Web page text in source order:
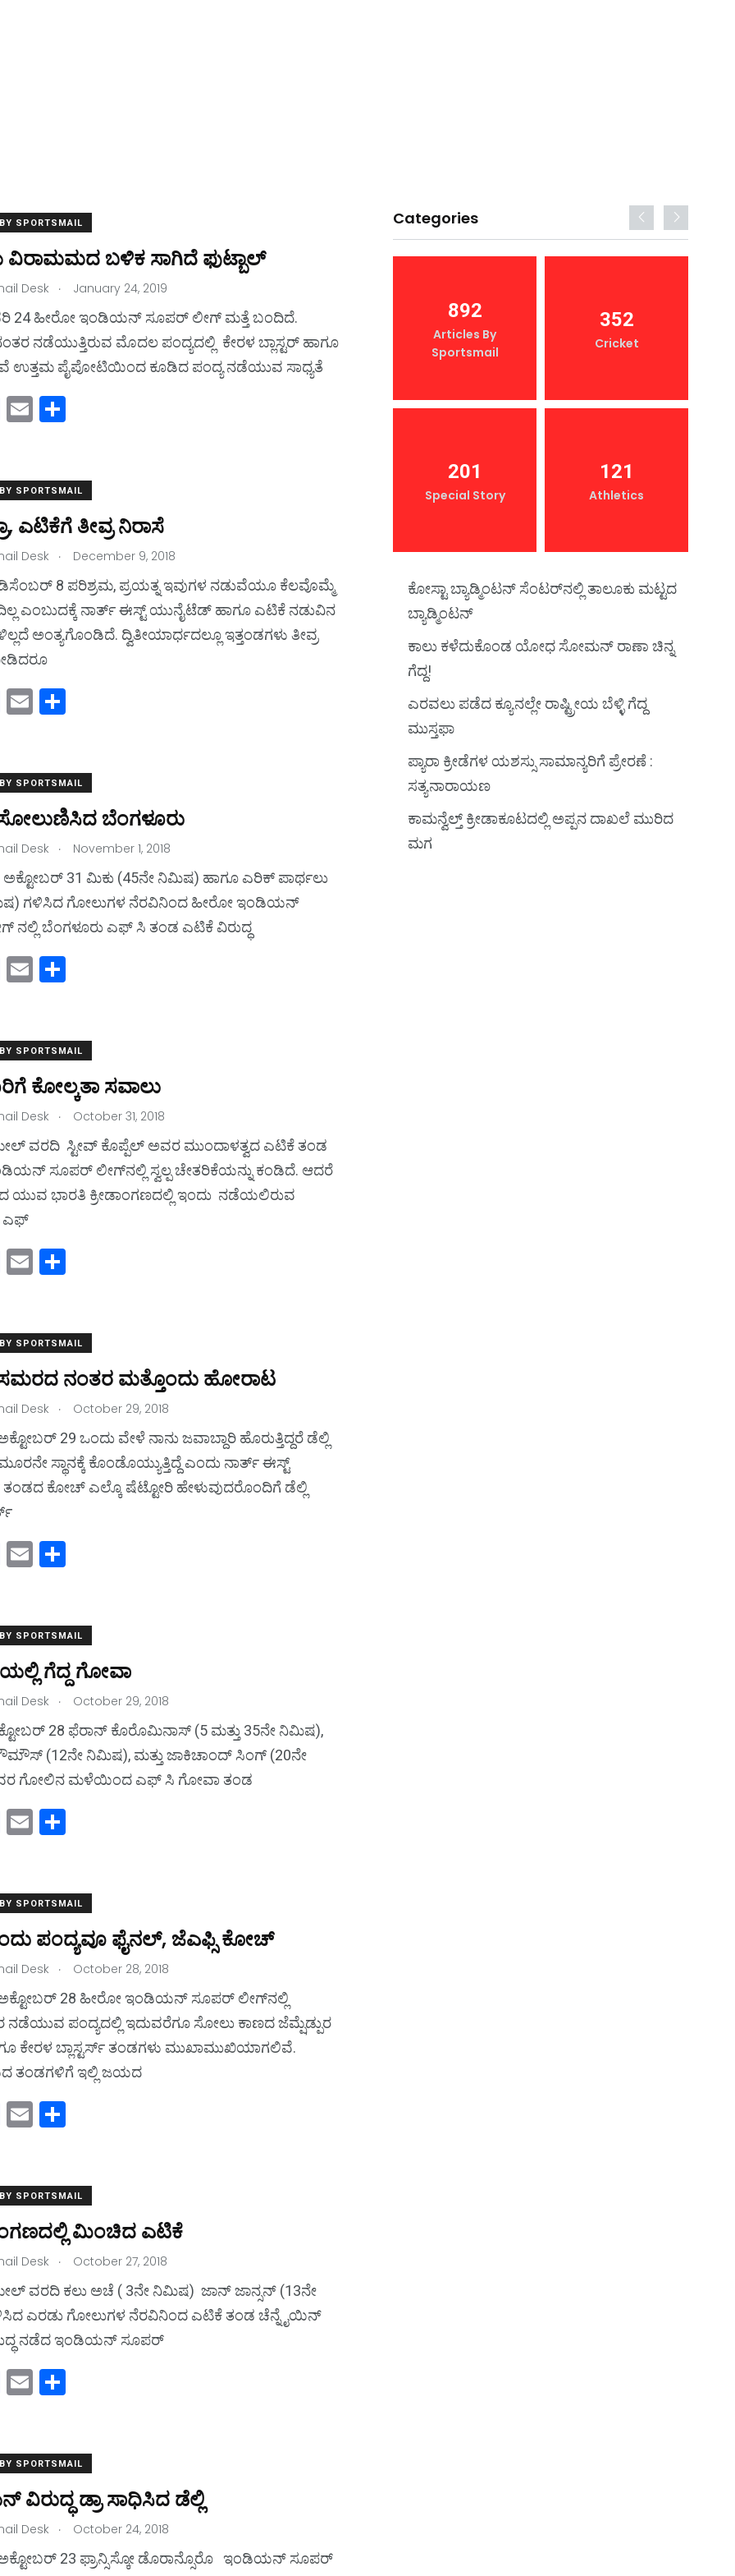
SPORTSMAIL
ಬಳಿಕ ಸಾಗಿದೆ ಫುಟ್ಬಾಲ್
Desk . January 24, 2019
24 ಹೀರೋ ಇಂಡಿಯನ್ ಸೂಪರ್ ಲೀಗ್ ಮತ್ತೆ ಬಂದಿದೆ.
ನಡೆಯುತ್ತಿರುವ ಮೊದಲ ಪಂದ್ಯದಲ್ಲಿ ಕೇರಳ ಬ್ಲಾಸ್ಟರ್ ಹಾಗೂ
ಉತ್ತಮ ಪೈಪೋಟಿಯಿಂದ ಕೂಡಿದ ಪಂದ್ಯ ನಡೆಯುವ ಸಾಧ್ಯತೆ
M
a
o
d
o
n
E
m
l e
SPORTSMAIL
ಎಟಿಕೆಗೆ ತೀವ್ರ ನಿರಾಸೆ
Desk . December 9, 2018
8 ಪರಿಶ್ರಮ, ಪ್ರಯತ್ನ ಇವುಗಳ ನಡುವೆಯೂ ಕೆಲವೊಮ್ಮೆ
ಎಂಬುದಕ್ಕೆ ನಾರ್ತ್ ಈಸ್ಟ್ ಯುನೈಟೆಡ್ ಹಾಗೂ ಎಟಿಕೆ ನಡುವಿನ
ಅಂತ್ಯಗೊಂಡಿದೆ. ದ್ವಿತೀಯಾರ್ಧದಲ್ಲೂ ಇತ್ತಂಡಗಳು ತೀವ್ರ
M
a
o
d
o
n
E
m
l e
SPORTSMAIL
ಬೆಂಗಳೂರು
Desk . November 1, 2018
ಅಕ್ಟೋಬರ್ 31 ಮಿಕು (45ನೇ ನಿಮಿಷ) ಹಾಗೂ ಎರಿಕ್ ಪಾರ್ಥಲು
ಗಳಿಸಿದ ಗೋಲುಗಳ ನೆರವಿನಿಂದ ಹೀರೋ ಇಂಡಿಯನ್
ನಲ್ಲಿ ಬೆಂಗಳೂರು ಎಫ್ ಸಿ ತಂಡ ಎಟಿಕೆ ವಿರುದ್ಧ
M
a
o
d
o
n
E
m
l e
SPORTSMAIL
ಕೋಲ್ಕತಾ ಸವಾಲು
Desk . October 31, 2018
ವರದಿ ಸ್ಟೀವ್ ಕೊಪ್ಪೆಲ್ ಅವರ ಮುಂದಾಳತ್ವದ ಎಟಿಕೆ ತಂಡ
ಸೂಪರ್ ಲೀಗ್‌ನಲ್ಲಿ ಸ್ವಲ್ಪ ಚೇತರಿಕೆಯನ್ನು ಕಂಡಿದೆ. ಆದರೆ
ಯುವ ಭಾರತಿ ಕ್ರೀಡಾಂಗಣದಲ್ಲಿ ಇಂದು ನಡೆಯಲಿರುವ
ಎಫ್
M
a
o
d
o
n
E
m
l e
SPORTSMAIL
ನಂತರ ಮತ್ತೊಂದು ಹೋರಾಟ
Desk . October 29, 2018
29 ಒಂದು ವೇಳೆ ನಾನು ಜವಾಬ್ದಾರಿ ಹೊರುತ್ತಿದ್ದರೆ ಡೆಲ್ಲಿ
ಸ್ಥಾನಕ್ಕೆ ಕೊಂಡೊಯ್ಯುತ್ತಿದ್ದೆ ಎಂದು ನಾರ್ತ್ ಈಸ್ಟ್
ಕೋಚ್ ಎಲ್ಕೊ ಷೆಟ್ಟೋರಿ ಹೇಳುವುದರೊಂದಿಗೆ ಡೆಲ್ಲಿ
M
a
o
d
o
n
E
m
l e
SPORTSMAIL
ಗೆದ್ದ ಗೋವಾ
Desk . October 29, 2018
28 ಫೆರಾನ್ ಕೊರೊಮಿನಾಸ್ (5 ಮತ್ತು 35ನೇ ನಿಮಿಷ),
(12ನೇ ನಿಮಿಷ), ಮತ್ತು ಜಾಕಿಚಾಂದ್ ಸಿಂಗ್ (20ನೇ
ಗೋಲಿನ ಮಳೆಯಿಂದ ಎಫ್ ಸಿ ಗೋವಾ ತಂಡ
M
a
o
d
o
n
E
m
l e
SPORTSMAIL
ಪಂದ್ಯವೂ ಫೈನಲ್, ಜೆಎಫ್ಸಿ ಕೋಚ್
Desk . October 28, 2018
ಅಕ್ಟೋಬರ್ 28 ಹೀರೋ ಇಂಡಿಯನ್ ಸೂಪರ್ ಲೀಗ್‌ನಲ್ಲಿ
ಪಂದ್ಯದಲ್ಲಿ ಇದುವರೆಗೂ ಸೋಲು ಕಾಣದ ಜೆಮ್ಷೆಡ್ಪುರ
ಕೇರಳ ಬ್ಲಾಸ್ಟರ್ಸ್ ತಂಡಗಳು ಮುಖಾಮುಖಿಯಾಗಲಿವೆ.
ತಂಡಗಳಿಗೆ ಇಲ್ಲಿ ಜಯದ
M
a
o
d
o
n
E
m
l e
SPORTSMAIL
ಮಿಂಚಿದ ಎಟಿಕೆ
Desk . October 27, 2018
ವರದಿ ಕಲು ಅಚೆ ( 3ನೇ ನಿಮಿಷ) ಜಾನ್ ಜಾನ್ಸನ್ (13ನೇ
ಎರಡು ಗೋಲುಗಳ ನೆರವಿನಿಂದ ಎಟಿಕೆ ತಂಡ ಚೆನ್ನೈಯಿನ್
ನಡೆದ ಇಂಡಿಯನ್ ಸೂಪರ್
M
a
o
d
o
n
E
m
l e
SPORTSMAIL
ವಿರುದ್ಧ ಡ್ರಾ ಸಾಧಿಸಿದ ಡೆಲ್ಲಿ
Desk . October 24, 2018
23 ಫ್ರಾನ್ಸಿಸ್ಕೋ ಡೊರಾನ್ಸೊರೊ ಇಂಡಿಯನ್ ಸೂಪರ್
Categories
2
Kambala
1
Dinner
892
Articles By
Sportsmail
352
Cricket
201
Special Story
121
Athletics
ಕೋಸ್ಟಾ ಬ್ಯಾಡ್ಮಿಂಟನ್‌ ಸೆಂಟರ್‌ನಲ್ಲಿ ತಾಲೂಕು ಮಟ್ಟದ
ಬ್ಯಾಡ್ಮಿಂಟನ್‌
ಕಾಲು ಕಳೆದುಕೊಂಡ ಯೋಧ ಸೋಮನ್ ರಾಣಾ ಚಿನ್ನ
ಗೆದ್ದ!
ಎರವಲು ಪಡೆದ ಕ್ಯೂನಲ್ಲೇ ರಾಷ್ಟ್ರೀಯ ಬೆಳ್ಳಿ ಗೆದ್ದ
ಮುಸ್ತಫಾ
ಪ್ಯಾರಾ ಕ್ರೀಡೆಗಳ ಯಶಸ್ಸು ಸಾಮಾನ್ಯರಿಗೆ ಪ್ರೇರಣೆ :
ಸತ್ಯನಾರಾಯಣ
ಕಾಮನ್ವೆಲ್ತ್‌ ಕ್ರೀಡಾಕೂಟದಲ್ಲಿ ಅಪ್ಪನ ದಾಖಲೆ ಮುರಿದ
ಮಗ